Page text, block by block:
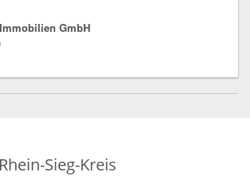
GmbH
Sieg-Kreis